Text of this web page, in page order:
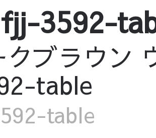
3592-
ブラウン
table
table